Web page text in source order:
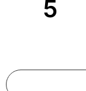
5